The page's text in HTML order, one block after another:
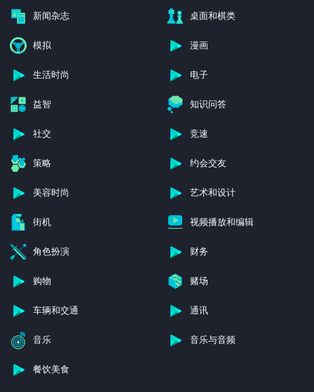
新闻杂志 桌面和棋类
模拟 漫画
生活时尚 电子
益智 知识问答
社交 竞速
策略 约会交友
美容时尚 艺术和设计
街机 视频播放和编辑
角色扮演 财务
购物 赌场
车辆和交通 通讯
音乐 音乐与音频
餐饮美食